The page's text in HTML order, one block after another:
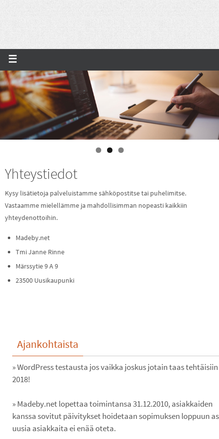
Yhteystiedot
Kysy lisätietoja palveluistamme sähköpostitse tai puhelimitse.
Vastaamme mielellämme ja mahdollisimman nopeasti kaikkiin
yhteydenottoihin.
Madeby.net
Tmi Janne Rinne
Märssytie 9 A 9
23500 Uusikaupunki
Ajankohtaista
» WordPress testausta jos vaikka joskus jotain taas tehtäisiin
2018!
» Madeby.net lopettaa toimintansa 31.12.2010, asiakkaiden
kanssa sovitut päivitykset hoidetaan sopimuksen loppuun
uusia asiakkaita ei enää oteta.